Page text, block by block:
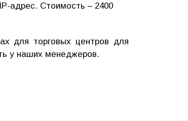
адрес. Стоимость – 2400
для торговых центров для
у наших менеджеров.